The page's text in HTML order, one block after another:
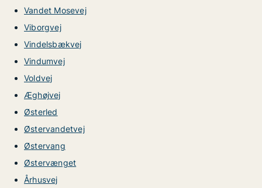
Vandet Mosevej
Viborgvej
Vindelsbækvej
Vindumvej
Voldvej
Æghøjvej
Østerled
Østervandetvej
Østervang
Østervænget
Århusvej